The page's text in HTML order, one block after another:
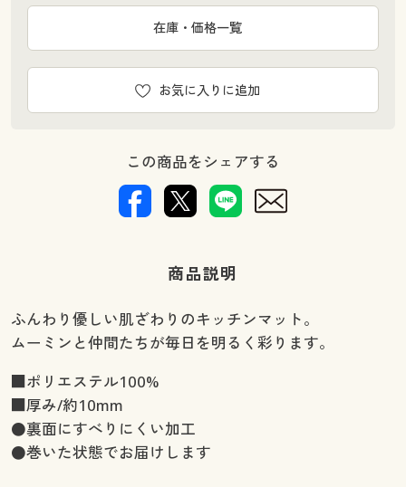
お気に入りに追加
在庫・価格一覧
この商品をシェアする
商品説明
ふんわり優しい肌ざわりのキッチンマット。
ムーミンと仲間たちが毎日を明るく彩ります。
■ポリエステル100%
■厚み/約10mm
●裏面にすべりにくい加工
●巻いた状態でお届けします